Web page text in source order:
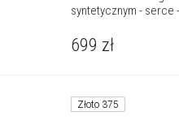
syntetycznym - serce
699 zł
Złoto 375